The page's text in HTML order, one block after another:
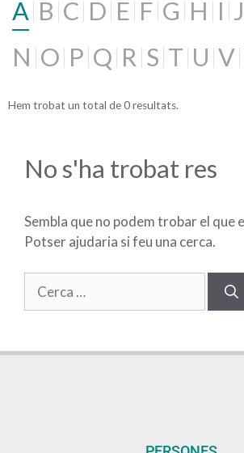
A B C D E F G H I J
N O P Q R S T U V
Hem trobat un total de 0 resultats.
No s'ha trobat res
Sembla que no podem trobar el que
Potser ajudaria si feu una cerca.